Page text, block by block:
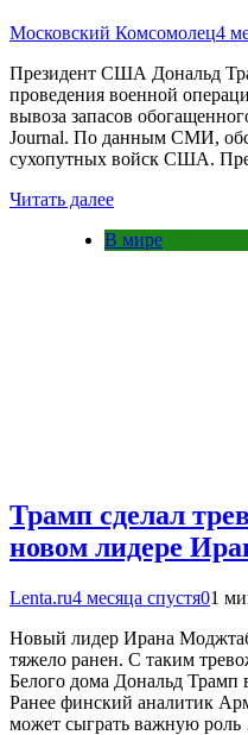
Московский Комсомолец4
Президент США Дональд
проведения военной
вывоза запасов
Journal. По данным СМИ,
сухопутных войск США.
Читать далее
В мире
Трамп сделал
новом лидере
Lenta.ru4 месяца спустя01
Новый лидер Ирана
тяжело ранен. С таким
Белого дома Дональд Трамп
Ранее финский аналитик
может сыграть важную